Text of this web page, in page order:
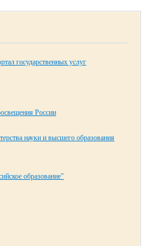
государственных услуг
России
науки и высшего образования
образование"